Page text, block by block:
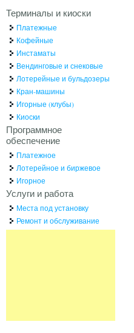
Терминалы и киоски
Платежные
Кофейные
Инстаматы
Вендинговые и снековые
Лотерейные и бульдозеры
Кран-машины
Игорные (клубы)
Киоски
Программное
обеспечение
Платежное
Лотерейное и биржевое
Игорное
Услуги и работа
Места под установку
Ремонт и обслуживание